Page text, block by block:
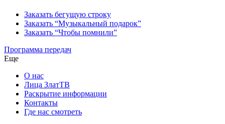
Заказать бегущую строку
Заказать “Музыкальный подарок”
Заказать “Чтобы помнили”
Программа передач
Еще
О нас
Лица ЗлатТВ
Раскрытие информации
Контакты
Где нас смотреть